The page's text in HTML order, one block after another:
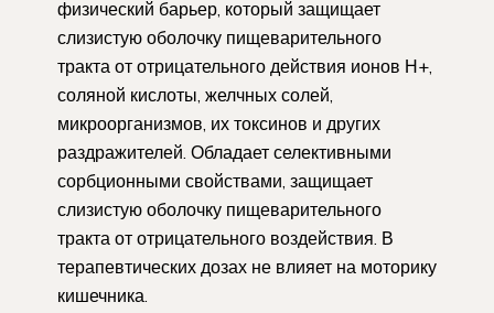
физический барьер, который защищает
слизистую оболочку пищеварительного
тракта от отрицательного действия ионов Н+,
соляной кислоты, желчных солей,
микроорганизмов, их токсинов и других
раздражителей. Обладает селективными
сорбционными свойствами, защищает
слизистую оболочку пищеварительного
тракта от отрицательного воздействия. В
терапевтических дозах не влияет на моторику
­кишечника.